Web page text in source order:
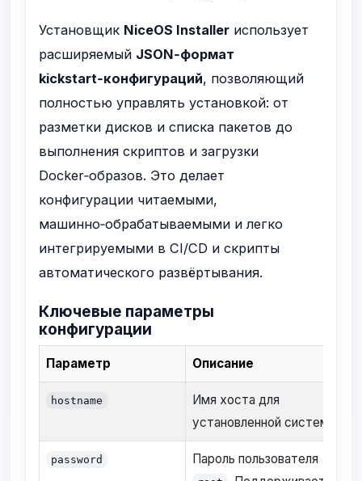
Установщик NiceOS Installer использует
расширяемый JSON‑формат
kickstart‑конфигураций, позволяющий
полностью управлять установкой: от
разметки дисков и списка пакетов до
выполнения скриптов и загрузки
Docker‑образов. Это делает
конфигурации читаемыми,
машинно‑обрабатываемыми и легко
интегрируемыми в CI/CD и скрипты
автоматического развёртывания.
Ключевые параметры
конфигурации
Параметр Описание
hostname
Имя хоста для
установленной системы
password Пароль пользователя